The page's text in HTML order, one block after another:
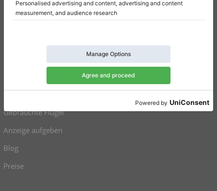
Einwilligungseinstellungen
Gebrauchte Flügel
Anzeige aufgeben
Blog
Preise